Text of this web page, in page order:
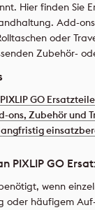
Hier finden Sie
Add-
oder
Zubehör-
GO
ons, Zubehör und
langfristig
PIXLIP GO
wenn
oder häufigem